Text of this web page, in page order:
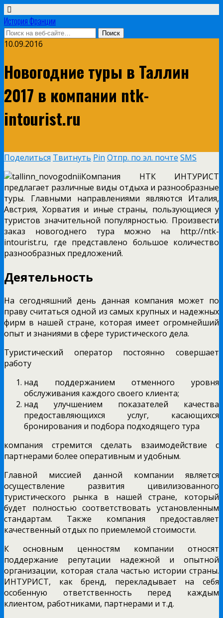
История Франции
10.09.2016
Новогодние туры в Таллин
2017 в компании ntk-
intourist.ru
Поделиться Твитнуть Pin Отпр. по эл. почте SMS
Компания НТК ИНТУРИСТ
предлагает различные виды отдыха и разнообразные
туры. Главными направлениями являются Италия,
Австрия, Хорватия и иные страны, пользующиеся у
туристов значительной популярностью. Произвести
заказ новогоднего тура можно на http://ntk-
intourist.ru, где представлено большое количество
разнообразных предложений.
Деятельность
На сегодняшний день данная компания может по
праву считаться одной из самых крупных и надежных
фирм в нашей стране, которая имеет огромнейший
опыт и знаниями в сфере туристического дела.
Туристический оператор постоянно совершает
работу
над поддержанием отменного уровня
обслуживания каждого своего клиента;
над улучшением показателей качества
предоставляющихся услуг, касающихся
бронирования и подбора подходящего тура
компания стремится сделать взаимодействие с
партнерами более оперативным и удобным.
Главной миссией данной компании является
осуществление развития цивилизованного
туристического рынка в нашей стране, который
будет полностью соответствовать установленным
стандартам. Также компания предоставляет
качественный отдых по приемлемой стоимости.
К основным ценностям компании относят
поддержание репутации надежной и опытной
организации, которая стала частью истории страны.
ИНТУРИСТ, как бренд, перекладывает на себя
особенную ответственность перед каждым
клиентом, работниками, партнерами и т.д.